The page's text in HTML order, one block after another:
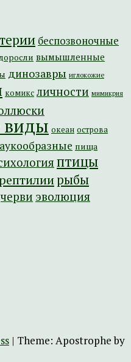
беспозвоночные
вымышленные
динозавры иглокожие
комикс личности мимикрия
виды океан острова
пища
птицы
рыбы
черви эволюция
| Theme: Apostrophe by